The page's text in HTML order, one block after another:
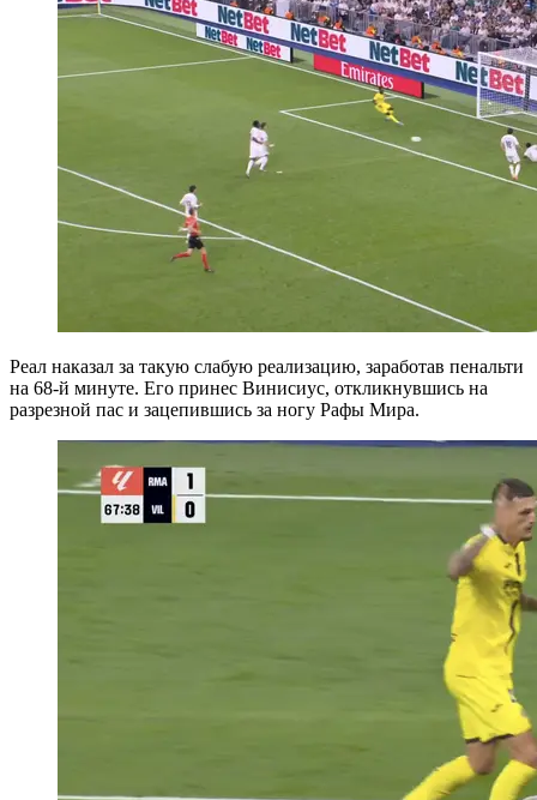
Реал наказал за такую слабую реализацию, заработав пенальти
на 68-й минуте. Его принес Винисиус, откликнувшись на
разрезной пас и зацепившись за ногу Рафы Мира.